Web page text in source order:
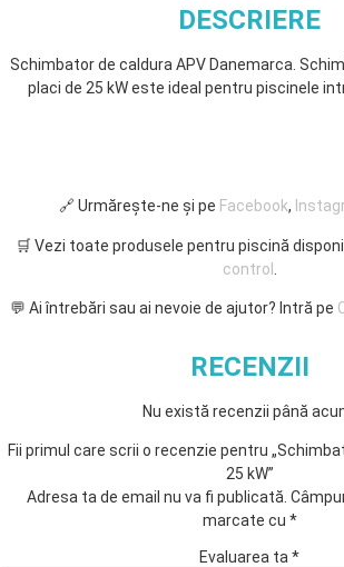
DESCRIERE
Schimbator de caldura APV Danemarca.
placi de 25 kW este ideal pentru piscinele
🔗 Urmărește-ne și pe Facebook,
🛒 Vezi toate produsele pentru piscină
control
💬 Ai întrebări sau ai nevoie de ajutor? Intră pe
RECENZII
Nu există recenzii până
Fii primul care scrii o recenzie pentru
25 kW”
Adresa ta de email nu va fi publicată.
marcate cu *
Evaluarea ta *